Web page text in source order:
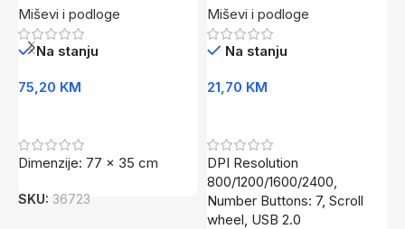
Miševi i podloge
Na stanju
75,20 KM
Dimenzije: 77 x 35 cm
SKU: 36723
Miševi i podloge
Na stanju
21,70 KM
DPI Resolution
800/1200/1600/2400,
Number Buttons: 7, Scroll
wheel, USB 2.0